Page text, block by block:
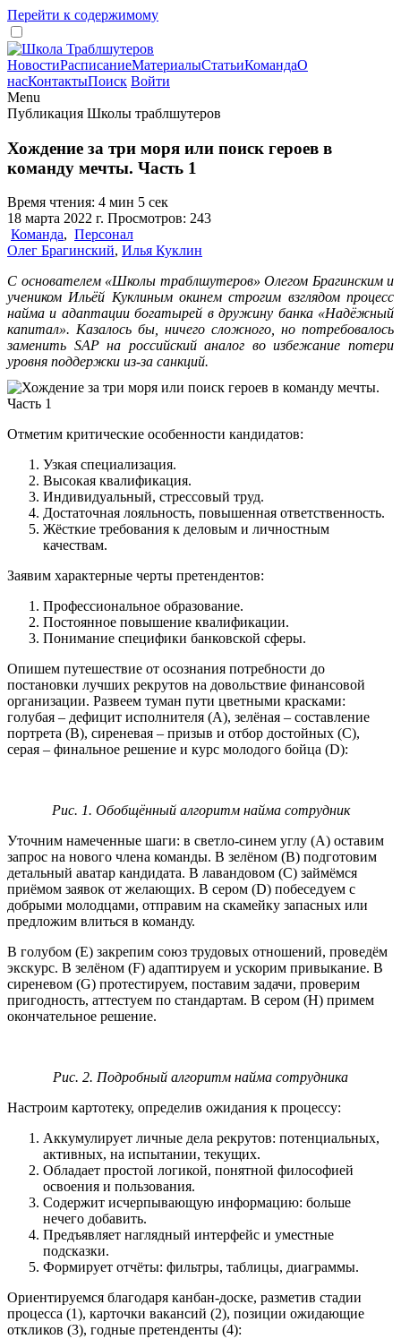
Перейти к содержимому
НовостиРасписаниеМатериалыСтатьиКомандаО
насКонтактыПоиск Войти
Menu
Публикация Школы траблшутеров
Хождение за три моря или поиск героев в
команду мечты. Часть 1
Время чтения: 4 мин 5 сек
18 марта 2022 г. Просмотров: 243
Команда, Персонал
Олег Брагинский, Илья Куклин
C основателем «Школы траблшутеров» Олегом Брагинским и
учеником Ильёй Куклиным окинем строгим взглядом процесс
найма и адаптации богатырей в дружину банка «Надёжный
капитал». Казалось бы, ничего сложного, но потребовалось
заменить SAP на российский аналог во избежание потери
уровня поддержки из-за санкций.
Отметим критические особенности кандидатов:
Узкая специализация.
Высокая квалификация.
Индивидуальный, стрессовый труд.
Достаточная лояльность, повышенная ответственность.
Жёсткие требования к деловым и личностным
качествам.
Заявим характерные черты претендентов:
Профессиональное образование.
Постоянное повышение квалификации.
Понимание специфики банковской сферы.
Опишем путешествие от осознания потребности до
постановки лучших рекрутов на довольствие финансовой
организации. Развеем туман пути цветными красками:
голубая – дефицит исполнителя (А), зелёная – составление
портрета (В), сиреневая – призыв и отбор достойных (С),
серая – финальное решение и курс молодого бойца (D):
Рис. 1. Обобщённый алгоритм найма сотрудник
Уточним намеченные шаги: в светло-синем углу (A) оставим
запрос на нового члена команды. В зелёном (B) подготовим
детальный аватар кандидата. В лавандовом (C) займёмся
приёмом заявок от желающих. В сером (D) побеседуем с
добрыми молодцами, отправим на скамейку запасных или
предложим влиться в команду.
В голубом (E) закрепим союз трудовых отношений, проведём
экскурс. В зелёном (F) адаптируем и ускорим привыкание. В
сиреневом (G) протестируем, поставим задачи, проверим
пригодность, аттестуем по стандартам. В сером (H) примем
окончательное решение.
Рис. 2. Подробный алгоритм найма сотрудника
Настроим картотеку, определив ожидания к процессу:
Аккумулирует личные дела рекрутов: потенциальных,
активных, на испытании, текущих.
Обладает простой логикой, понятной философией
освоения и пользования.
Содержит исчерпывающую информацию: больше
нечего добавить.
Предъявляет наглядный интерфейс и уместные
подсказки.
Формирует отчёты: фильтры, таблицы, диаграммы.
Ориентируемся благодаря канбан-доске, разметив стадии
процесса (1), карточки вакансий (2), позиции ожидающие
откликов (3), годные претенденты (4):